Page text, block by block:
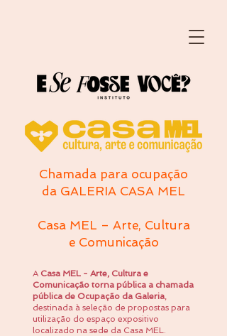
Chamada para ocupação
da GALERIA CASA MEL
Casa MEL – Arte, Cultura
e Comunicação
A Casa MEL - Arte, Cultura e
Comunicação torna pública a chamada
pública de Ocupação da Galeria,
destinada à seleção de propostas para
utilização do espaço expositivo
localizado na sede da Casa MEL.